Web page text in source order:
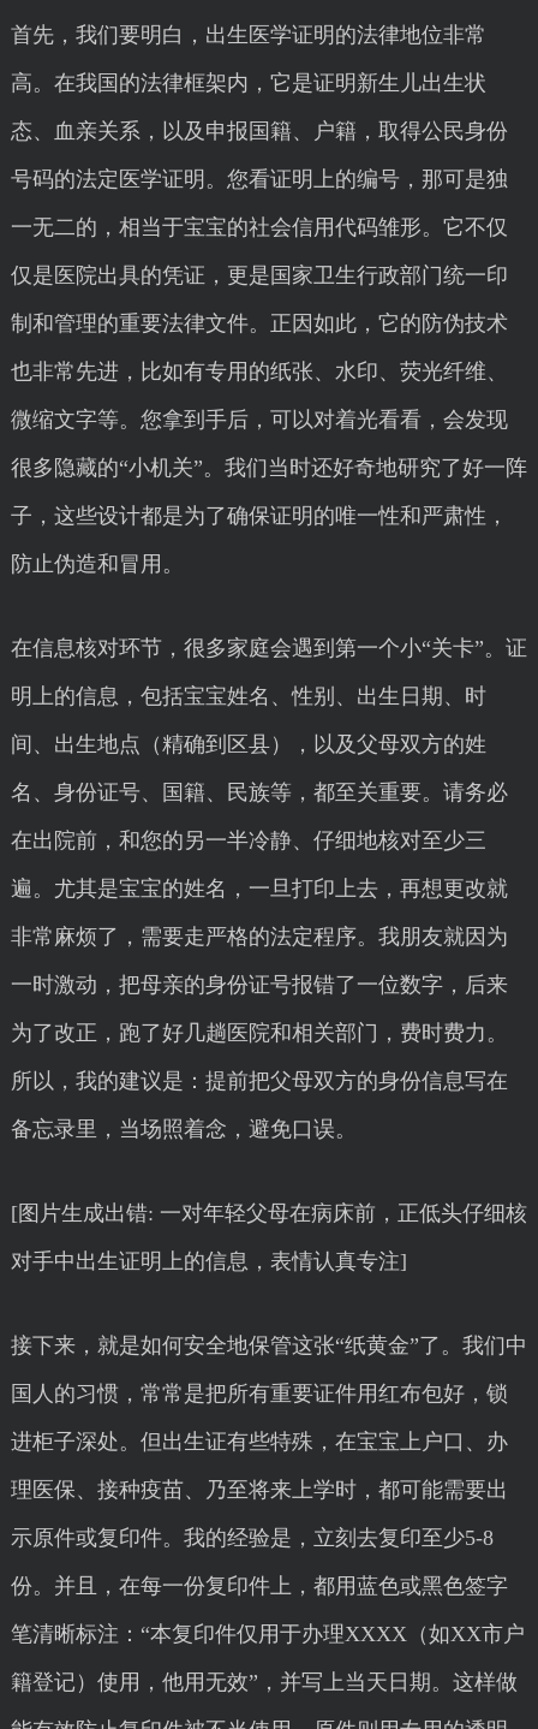
首先，我们要明白，出生医学证明的法律地位非常
高。在我国的法律框架内，它是证明新生儿出生状
态、血亲关系，以及申报国籍、户籍，取得公民身份
号码的法定医学证明。您看证明上的编号，那可是独
一无二的，相当于宝宝的社会信用代码雏形。它不仅
仅是医院出具的凭证，更是国家卫生行政部门统一印
制和管理的重要法律文件。正因如此，它的防伪技术
也非常先进，比如有专用的纸张、水印、荧光纤维、
微缩文字等。您拿到手后，可以对着光看看，会发现
很多隐藏的“小机关”。我们当时还好奇地研究了好一阵
子，这些设计都是为了确保证明的唯一性和严肃性，
防止伪造和冒用。
在信息核对环节，很多家庭会遇到第一个小“关卡”。证
明上的信息，包括宝宝姓名、性别、出生日期、时
间、出生地点（精确到区县），以及父母双方的姓
名、身份证号、国籍、民族等，都至关重要。请务必
在出院前，和您的另一半冷静、仔细地核对至少三
遍。尤其是宝宝的姓名，一旦打印上去，再想更改就
非常麻烦了，需要走严格的法定程序。我朋友就因为
一时激动，把母亲的身份证号报错了一位数字，后来
为了改正，跑了好几趟医院和相关部门，费时费力。
所以，我的建议是：提前把父母双方的身份信息写在
备忘录里，当场照着念，避免口误。
[图片生成出错: 一对年轻父母在病床前，正低头仔细核
对手中出生证明上的信息，表情认真专注]
接下来，就是如何安全地保管这张“纸黄金”了。我们中
国人的习惯，常常是把所有重要证件用红布包好，锁
进柜子深处。但出生证有些特殊，在宝宝上户口、办
理医保、接种疫苗、乃至将来上学时，都可能需要出
示原件或复印件。我的经验是，立刻去复印至少5-8
份。并且，在每一份复印件上，都用蓝色或黑色签字
笔清晰标注：“本复印件仅用于办理XXXX（如XX市户
籍登记）使用，他用无效”，并写上当天日期。这样做